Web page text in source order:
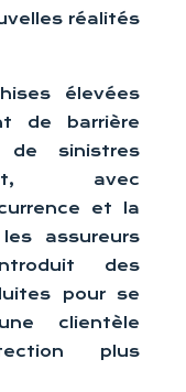
réalités
élevées
de barrière
de sinistres
avec
et la
assureurs
des
pour se
clientèle
plus